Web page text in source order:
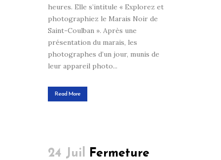
heures. Elle s’intitule « Explorez et
photographiez le Marais Noir de
Saint-Coulban ». Après une
présentation du marais, les
photographes d’un jour, munis de
leur appareil photo...
Read More
24 Juil Fermeture